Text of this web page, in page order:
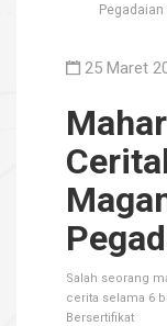
Pegadaian
25 Maret
Salah seorang
cerita selama 6
Bersertifikat